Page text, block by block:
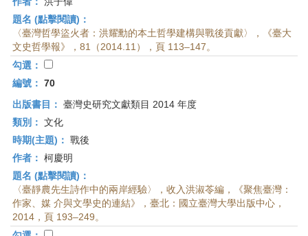
題名 (點擊閱讀)：
〈臺灣哲學盜火者：洪耀勳的本土哲學建構與戰後貢獻〉，《臺大
文史哲學報》，81（2014.11），頁 113–147。
勾選：
編號： 70
出版書目： 臺灣史研究文獻類目 2014 年度
類別： 文化
時期(主題)： 戰後
作者： 柯慶明
題名 (點擊閱讀)：
〈臺靜農先生詩作中的兩岸經驗〉，收入洪淑苓編，《聚焦臺灣：
作家、媒 介與文學史的連結》，臺北：國立臺灣大學出版中心，
2014，頁 193–249。